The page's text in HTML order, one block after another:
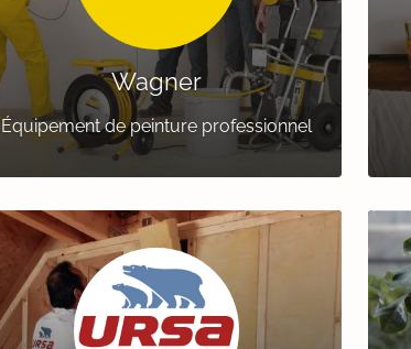
Wagner
Équipement de peinture professionnel